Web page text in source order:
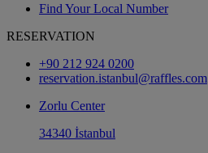
Find Your Local Number
RESERVATION
+90 212 924 0200
reservation.istanbul@raffles.com
Zorlu Center
34340 İstanbul